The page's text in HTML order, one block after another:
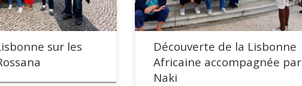
sur les
Découverte de la Lisbonne
Africaine accompagnée par
Naki